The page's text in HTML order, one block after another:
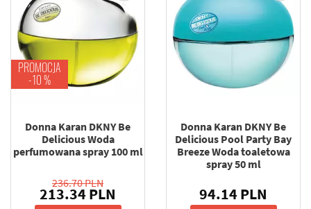
PROMOCJA
-10 %
Donna Karan DKNY Be
Delicious Woda
perfumowana spray 100 ml
236.70 PLN
213.34 PLN
Donna Karan DKNY Be
Delicious Pool Party Bay
Breeze Woda toaletowa
spray 50 ml
94.14 PLN